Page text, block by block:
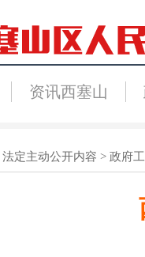
资讯西塞山
法定主动公开内容 > 政府